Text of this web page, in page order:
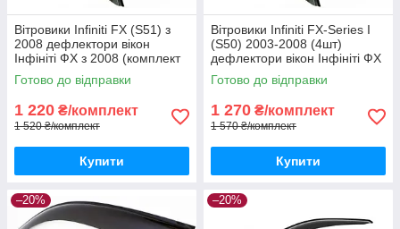
Вітровики Infiniti FX (S51) з
2008 дефлектори вікон
Інфініті ФХ з 2008 (комплект
4шт)
Готово до відправки
1 220 ₴/комплект
1 520 ₴/комплект
Купити
Вітровики Infiniti FX-Series I
(S50) 2003-2008 (4шт)
дефлектори вікон Інфініті ФХ
I (С50) 2003-2008 (комплект
4шт)
Готово до відправки
1 270 ₴/комплект
1 570 ₴/комплект
Купити
–20% –20%